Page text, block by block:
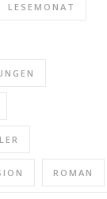
LESEMONAT
ROMAN